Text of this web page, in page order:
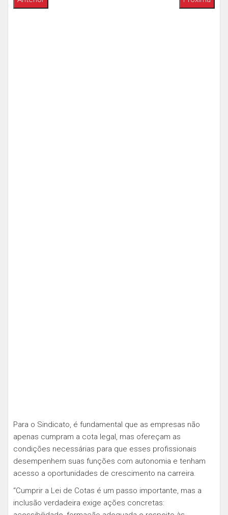
Para o Sindicato, é fundamental que as empresas não
apenas cumpram a cota legal, mas ofereçam as
condições necessárias para que esses profissionais
desempenhem suas funções com autonomia e tenham
acesso a oportunidades de crescimento na carreira.
“Cumprir a Lei de Cotas é um passo importante, mas a
inclusão verdadeira exige ações concretas: